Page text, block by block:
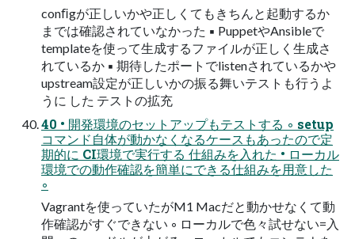
conﬁgが正しいかや正しくてもきちんと起動するか
までは確認されていなかった ▪ PuppetやAnsibleで
templateを使って生成するファイルが正しく生成さ
れているか ▪ 期待したポートでlistenされているかや
upstream設定が正しいかの振る舞いテストも行うよ
うに した テストの拡充
40 • 開発環境のセットアップもテストする ◦ setup
コマンド自体が動かなくなるケースもあったので定
期的に CI環境で実行する 仕組みを入れた • ローカル
環境での動作確認を簡単にできる仕組みを用意した
◦
Vagrantを使っていたがM1 Macだと動かせなくて動
作確認がすぐできない ◦ ローカルで色々試せない=入